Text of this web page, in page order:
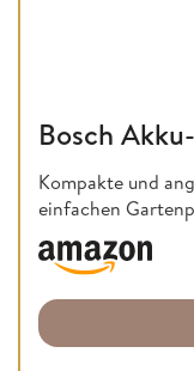
Bosch
Kompakte und
einfachen